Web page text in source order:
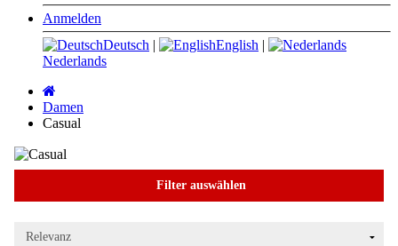
Anmelden
Deutsch | English |
Nederlands
Damen
Casual
Filter auswählen